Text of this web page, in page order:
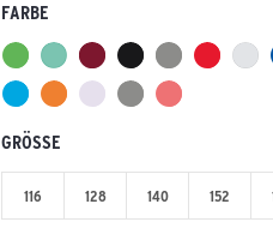
FARBE
GRÖSSE
116 128 140 152